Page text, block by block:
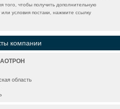
чтобы получить дополнительную
условия постаки, нажмите ссылку
компании
область